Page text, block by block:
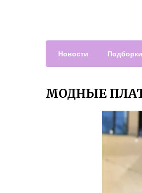
Новости Подборки
МОДНЫЕ